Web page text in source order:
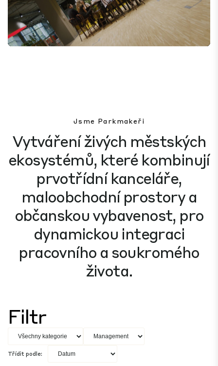
Mute Settings
Play
Jsme Parkmakeři
Vytváření živých městských
ekosystémů, které kombinují
prvotřídní kanceláře,
maloobchodní prostory a
občanskou vybavenost, pro
dynamickou integraci
pracovního a soukromého
života.
Filtr
Třídit podle: